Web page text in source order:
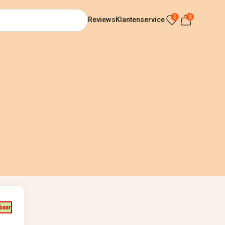
ReviewsKlantenservice 0 0